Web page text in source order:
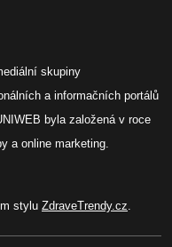
skupiny
a informačních portálů
byla založená v roce
a online marketing.
stylu ZdraveTrendy.cz